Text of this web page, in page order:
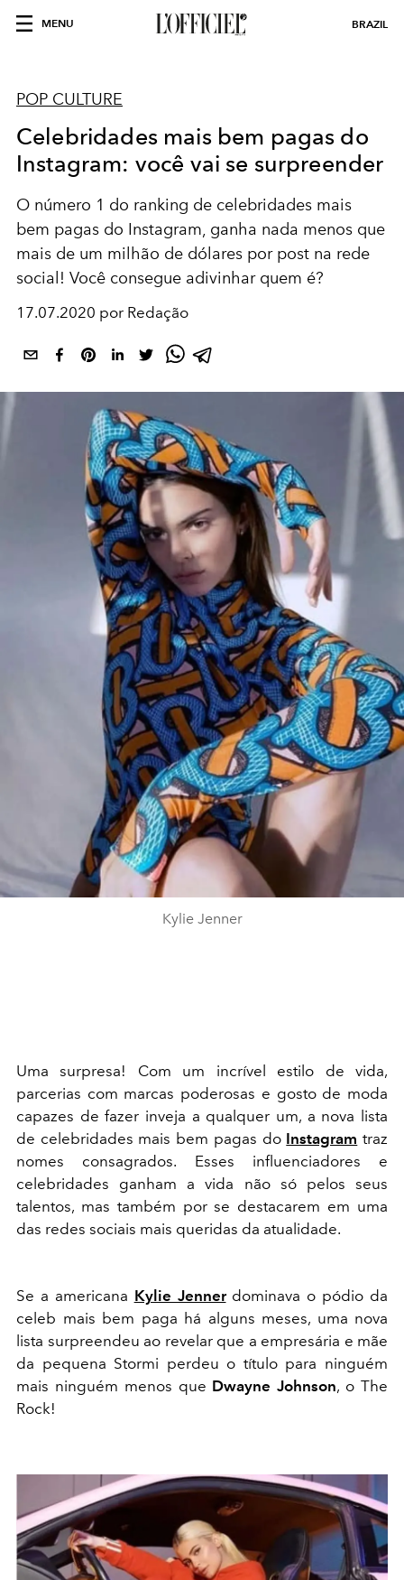
MENU BRAZIL
POP CULTURE
Celebridades mais bem pagas do
Instagram: você vai se surpreender
O número 1 do ranking de celebridades mais
bem pagas do Instagram, ganha nada menos que
mais de um milhão de dólares por post na rede
social! Você consegue adivinhar quem é?
17.07.2020 por Redação
Kylie Jenner
Uma surpresa! Com um incrível estilo de vida,
parcerias com marcas poderosas e gosto de moda
capazes de fazer inveja a qualquer um, a nova lista
de celebridades mais bem pagas do Instagram traz
nomes consagrados. Esses influenciadores e
celebridades ganham a vida não só pelos seus
talentos, mas também por se destacarem em uma
das redes sociais mais queridas da atualidade.
Se a americana Kylie Jenner dominava o pódio da
celeb mais bem paga há alguns meses, uma nova
lista surpreendeu ao revelar que a empresária e mãe
da pequena Stormi perdeu o título para ninguém
mais ninguém menos que Dwayne Johnson, o The
Rock!